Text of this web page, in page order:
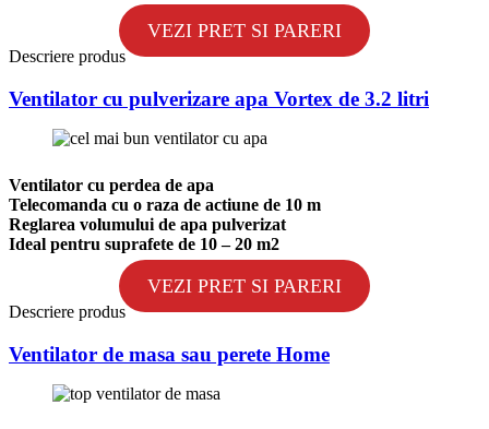
VEZI PRET SI PARERI
Descriere produs
Ventilator cu pulverizare apa Vortex de 3.2 litri
Ventilator cu perdea de apa
Telecomanda cu o raza de actiune de 10 m
Reglarea volumului de apa pulverizat
Ideal pentru suprafete de 10 – 20 m2
VEZI PRET SI PARERI
Descriere produs
Ventilator de masa sau perete Home